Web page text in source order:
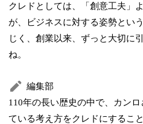
クレドとしては、「創意工夫」
が、ビジネスに対する姿勢とい
じく、創業以来、ずっと大切に
ね。
編集部
110年の長い歴史の中で、カン
ている考え方をクレドにするこ